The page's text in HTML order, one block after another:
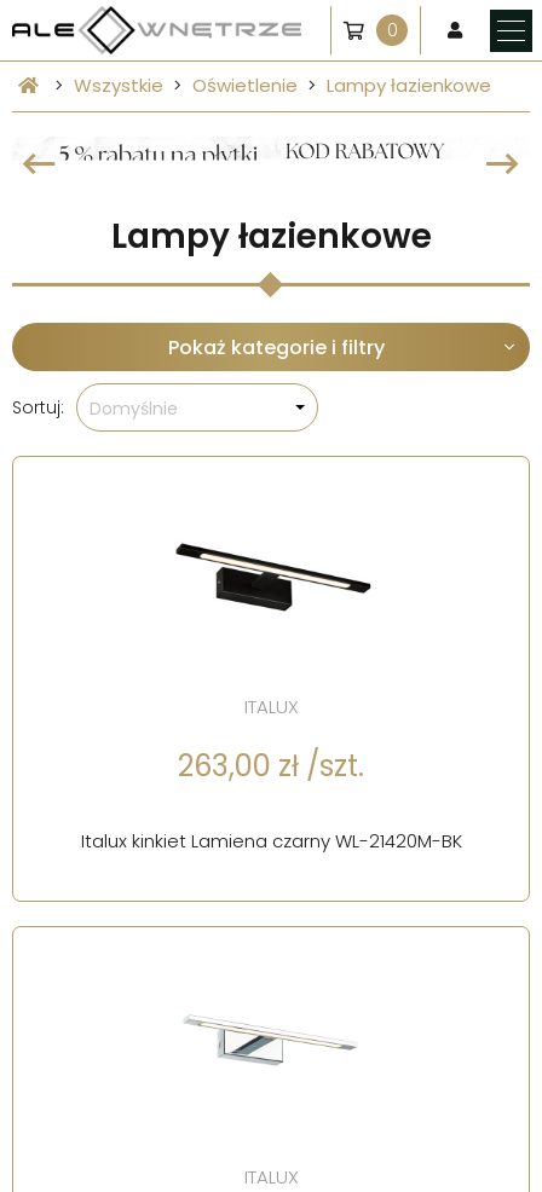
0
Wszystkie Oświetlenie Lampy łazienkowe
Lampy łazienkowe
Pokaż kategorie i filtry
Sortuj: Domyślnie
ITALUX
263,00 zł /szt.
Italux kinkiet Lamiena czarny WL-21420M-BK
ITALUX